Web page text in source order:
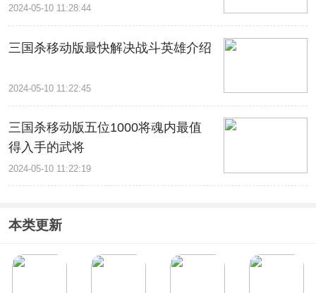
2024-05-10 11:28:44
三国杀移动版最快解决战斗英雄介绍
2024-05-10 11:22:45
三国杀移动版五位1000将魂内最值
得入手的武将
2024-05-10 11:22:19
本类更新